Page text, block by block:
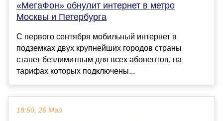
«МегаФон» обнулит интернет в метро
Москвы и Петербурга
С первого сентября мобильный интернет в
подземках двух крупнейших городов страны
станет безлимитным для всех абонентов, на
тарифах которых подключены...
18:50, 26 Май